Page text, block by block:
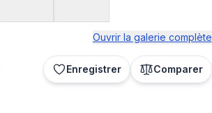
Ouvrir la galerie complète
Enregistrer Comparer